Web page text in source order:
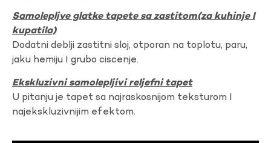
Samolepljve glatke tapete sa zastitom(za kuhinje I
kupatila)
Dodatni deblji zastitni sloj, otporan na toplotu, paru,
jaku hemiju I grubo ciscenje.
Ekskluzivni samolepljivi reljefni tapet
U pitanju je tapet sa najraskosnijom teksturom I
najekskluzivnijim efektom.